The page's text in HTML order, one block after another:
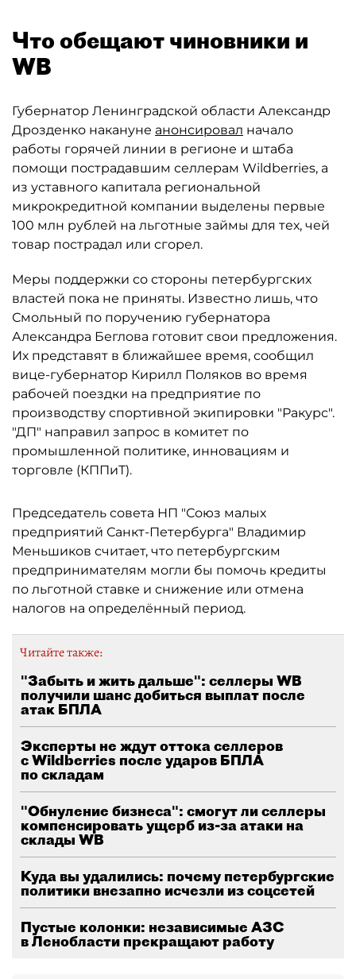
Что обещают чиновники и
WB
Губернатор Ленинградской области Александр
Дрозденко накануне анонсировал начало
работы горячей линии в регионе и штаба
помощи пострадавшим селлерам Wildberries, а
из уставного капитала региональной
микрокредитной компании выделены первые
100 млн рублей на льготные займы для тех, чей
товар пострадал или сгорел.
Меры поддержки со стороны петербургских
властей пока не приняты. Известно лишь, что
Смольный по поручению губернатора
Александра Беглова готовит свои предложения.
Их представят в ближайшее время, сообщил
вице-губернатор Кирилл Поляков во время
рабочей поездки на предприятие по
производству спортивной экипировки "Ракурс".
"ДП" направил запрос в комитет по
промышленной политике, инновациям и
торговле (КППиТ).
Председатель совета НП "Союз малых
предприятий Санкт-Петербурга" Владимир
Меньшиков считает, что петербургским
предпринимателям могли бы помочь кредиты
по льготной ставке и снижение или отмена
налогов на определённый период.
Читайте также:
"Забыть и жить дальше": селлеры WB
получили шанс добиться выплат после
атак БПЛА
Эксперты не ждут оттока селлеров
с Wildberries после ударов БПЛА
по складам
"Обнуление бизнеса": смогут ли селлеры
компенсировать ущерб из-за атаки на
склады WB
Куда вы удалились: почему петербургские
политики внезапно исчезли из соцсетей
Пустые колонки: независимые АЗС
в Ленобласти прекращают работу